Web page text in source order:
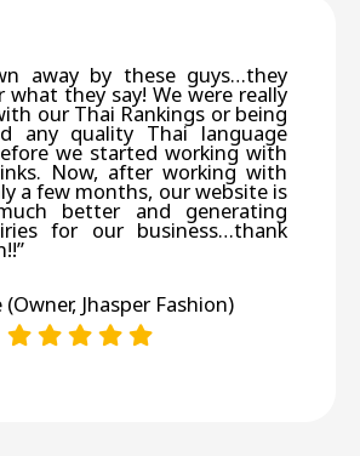
away by these guys…they
what they say! We were really
our Thai Rankings or being
any quality Thai language
we started working with
Now, after working with
a few months, our website is
better and generating
for our business…thank
(Owner, Jhasper Fashion)